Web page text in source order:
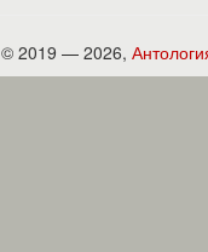
© 2019 — 2026,